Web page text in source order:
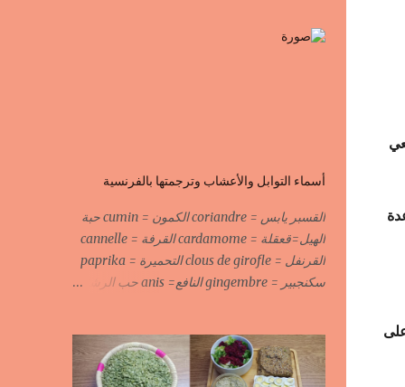
أسماء التوابل والأعشاب وترجمتها بالفرنسية
القسبر يابس = coriandre الكمون = cumin حبة
الهيل=قعقلة = cardamome القرفة = cannelle
القرنفل = clous de girofle التحميرة = paprika
سكنجبير = gingembre النافع= anis حب الرشاد
de muscade الكروية البيضاء=carvi blond
الكروية السوداء=carvi noir الحلبة=fenugrec